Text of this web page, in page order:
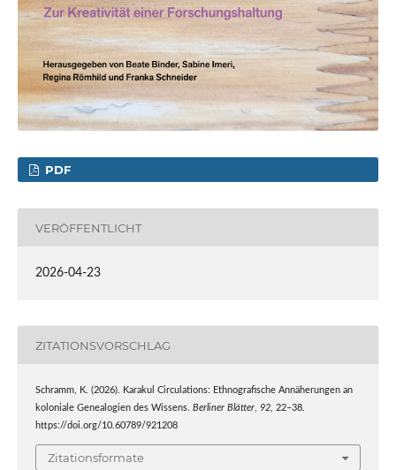
PDF
VERÖFFENTLICHT
2026-04-23
ZITATIONSVORSCHLAG
Schramm, K. (2026). Karakul Circulations: Ethnografische Annäherungen an
koloniale Genealogien des Wissens. Berliner Blätter, 92, 22–38.
https://doi.org/10.60789/921208
Zitationsformate